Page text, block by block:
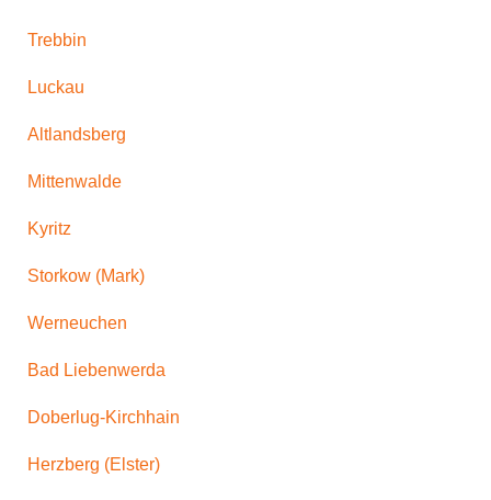
Trebbin
Luckau
Altlandsberg
Mittenwalde
Kyritz
Storkow (Mark)
Werneuchen
Bad Liebenwerda
Doberlug-Kirchhain
Herzberg (Elster)